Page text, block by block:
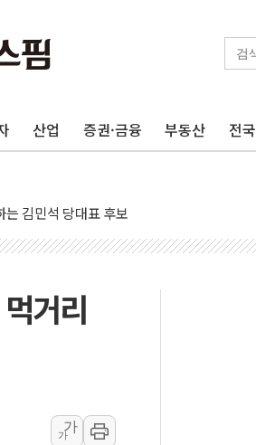
산업 증권·금융 부동산 전국
재난예산 40억 긴급 투입…고수온 양식장
김민석, 정청래에 '0.86%p' 차 재역전 성공
동연설회 나선 송영길·정청래·김민석 당대
는 김민석 당대표 후보
민주, 제주·인천 경선 결과 발표...김민석
주, 제주 경선 결과 발표...김민석 52.64%
국내 주요 금융일정(8.10~8.14)
중랑구 주택가서 흉기 난동…60대 남성 2명 숨져
거리
가
가